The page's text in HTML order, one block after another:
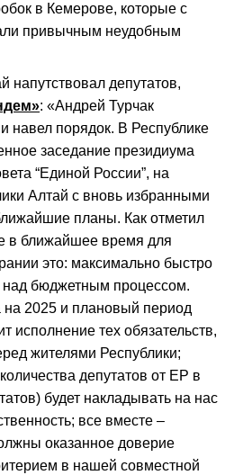
в Кемерове, которые с
привычным неудобным
напутствовал депутатов,
: «Андрей Турчак
навел порядок. В Республике
заседание президиума
“Единой России”, на
Алтай с вновь избранными
планы. Как отметил
в ближайшее время для
это: максимально быстро
над бюджетным процессом.
на 2025 и плановый период
исполнение тех обязательств,
жителями Республики;
депутатов от ЕР в
будет накладывать на нас
все вместе –
оказанное доверие
в нашей совместной